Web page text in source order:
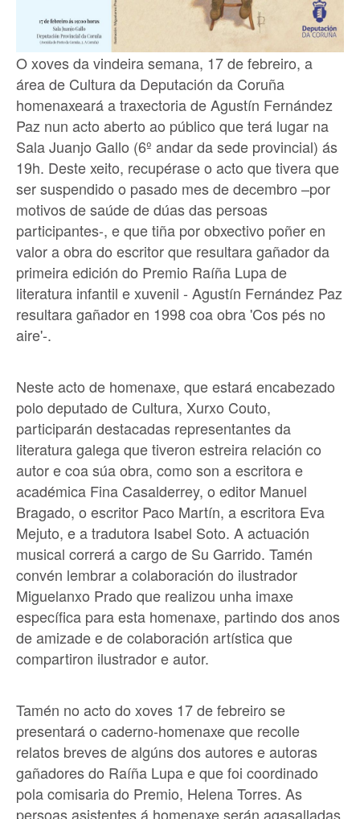
O xoves da vindeira semana, 17 de febreiro, a
área de Cultura da Deputación da Coruña
homenaxeará a traxectoria de Agustín Fernández
Paz nun acto aberto ao público que terá lugar na
Sala Juanjo Gallo (6º andar da sede provincial) ás
19h. Deste xeito, recupérase o acto que tivera que
ser suspendido o pasado mes de decembro –por
motivos de saúde de dúas das persoas
participantes-, e que tiña por obxectivo poñer en
valor a obra do escritor que resultara gañador da
primeira edición do Premio Raíña Lupa de
literatura infantil e xuvenil - Agustín Fernández Paz
resultara gañador en 1998 coa obra 'Cos pés no
aire'-.
Neste acto de homenaxe, que estará encabezado
polo deputado de Cultura, Xurxo Couto,
participarán destacadas representantes da
literatura galega que tiveron estreira relación co
autor e coa súa obra, como son a escritora e
académica Fina Casalderrey, o editor Manuel
Bragado, o escritor Paco Martín, a escritora Eva
Mejuto, e a tradutora Isabel Soto. A actuación
musical correrá a cargo de Su Garrido. Tamén
convén lembrar a colaboración do ilustrador
Miguelanxo Prado que realizou unha imaxe
específica para esta homenaxe, partindo dos anos
de amizade e de colaboración artística que
compartiron ilustrador e autor.
Tamén no acto do xoves 17 de febreiro se
presentará o caderno-homenaxe que recolle
relatos breves de algúns dos autores e autoras
gañadores do Raíña Lupa e que foi coordinado
pola comisaria do Premio, Helena Torres. As
persoas asistentes á homenaxe serán agasalladas